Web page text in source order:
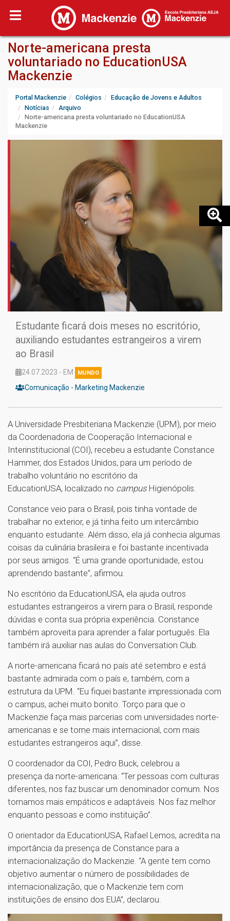
Norte-americana presta
voluntariado no EducationUSA
Mackenzie
Portal Mackenzie Colégios
Educação de Jovens e Adultos
Notícias
Arquivo
Norte-americana presta voluntariado no EducationUSA
Mackenzie
Estudante ficará dois meses no escritório,
auxiliando estudantes estrangeiros a virem
ao Brasil
24.07.2023 - EM MUNDO
Comunicação - Marketing Mackenzie
A Universidade Presbiteriana Mackenzie (UPM), por meio
da Coordenadoria de Cooperação Internacional e
Interinstitucional (COI), recebeu a estudante Constance
Hammer, dos Estados Unidos, para um período de
trabalho voluntário no escritório da
EducationUSA, localizado no campus Higienópolis.
Constance veio para o Brasil, pois tinha vontade de
trabalhar no exterior, e já tinha feito um intercâmbio
enquanto estudante. Além disso, ela já conhecia algumas
coisas da culinária brasileira e foi bastante incentivada
por seus amigos. “É uma grande oportunidade, estou
aprendendo bastante”, afirmou.
No escritório da EducationUSA, ela ajuda outros
estudantes estrangeiros a virem para o Brasil, responde
dúvidas e conta sua própria experiência. Constance
também aproveita para aprender a falar português. Ela
também irá auxiliar nas aulas do Conversation Club.
A norte-americana ficará no país até setembro e está
bastante admirada com o país e, também, com a
estrutura da UPM. “Eu fiquei bastante impressionada com
o campus, achei muito bonito. Torço para que o
Mackenzie faça mais parcerias com universidades norte-
americanas e se torne mais internacional, com mais
estudantes estrangeiros aqui”, disse.
O coordenador da COI, Pedro Buck, celebrou a
presença da norte-americana. “Ter pessoas com culturas
diferentes, nos faz buscar um denominador comum. Nos
tornamos mais empáticos e adaptáveis. Nos faz melhor
enquanto pessoas e como instituição”.
O orientador da EducationUSA, Rafael Lemos, acredita na
importância da presença de Constance para a
internacionalização do Mackenzie. “A gente tem como
objetivo aumentar o número de possibilidades de
internacionalização, que o Mackenzie tem com
instituições de ensino dos EUA”, declarou.